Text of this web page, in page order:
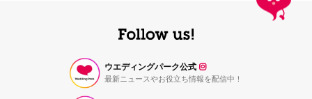
ウエディングパーク公式
最新ニュースやお役立ち情報を配信中！